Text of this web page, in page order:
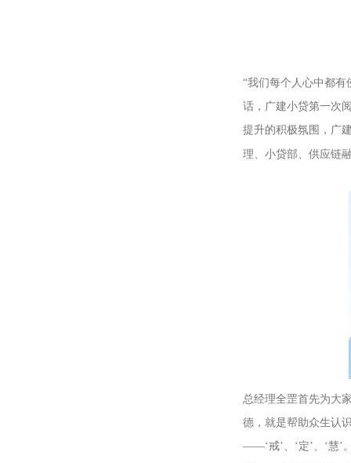
“我们每个人心中都
话，广建小贷第一次
提升的积极氛围，广
理、小贷部、供应链
总经理全罡首先为大
德，就是帮助众生认
——‘戒’、‘定’、‘慧’